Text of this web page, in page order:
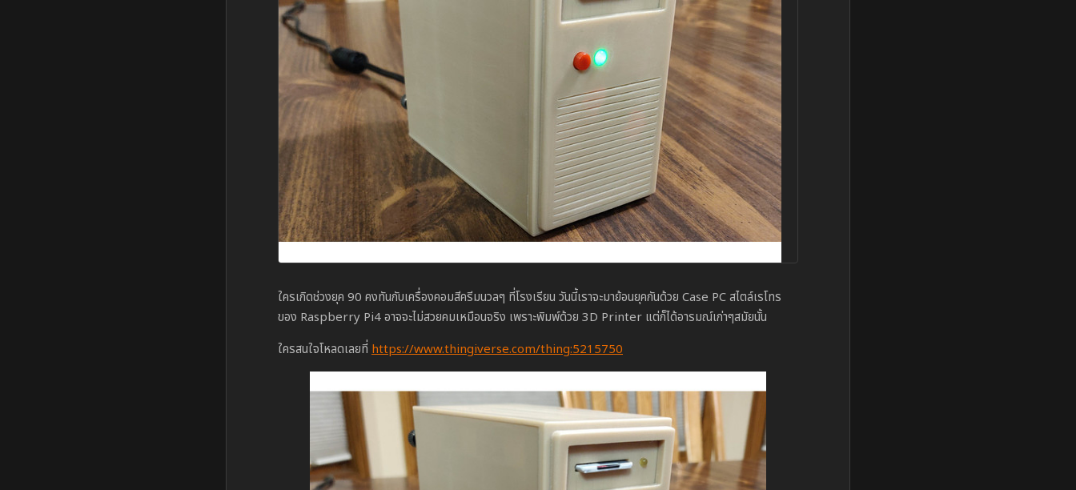
ใครเกิดช่วงยุค 90 คงทันกับเครื่องคอมสีครีมนวลๆ ที่โรงเรียน วันนี้เราจะมาย้อนยุคกันด้วย Case PC สไตล์เรโทร
ของ Raspberry Pi4 อาจจะไม่สวยคมเหมือนจริง เพราะพิมพ์ด้วย 3D Printer แต่ก็ได้อารมณ์เก่าๆสมัยนั้น
ใครสนใจโหลดเลยที่ https://www.thingiverse.com/thing:5215750